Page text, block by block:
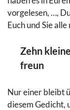
vorgelesen, …,
Euch und Sie
Zehn
freun
Nur einer bleibt
diesem Gedicht,